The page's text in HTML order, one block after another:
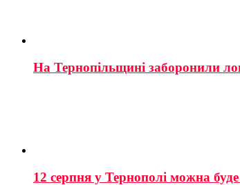
На Тернопільщині заборонили
12 серпня у Тернополі можна